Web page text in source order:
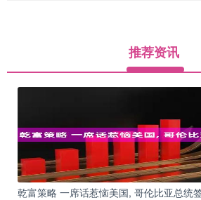
推荐资讯
乾富策略 一席话惹恼美国, 哥伦比亚总统